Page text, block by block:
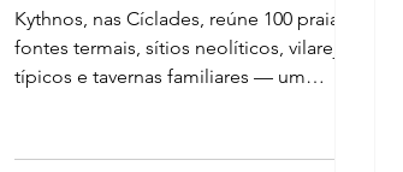
Kythnos, nas Cíclades, reúne 100 praias,
fontes termais, sítios neolíticos, vilarejos
típicos e tavernas familiares — um